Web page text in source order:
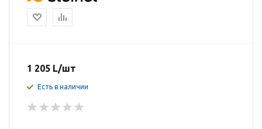
1 205 L/шт
Есть в наличии